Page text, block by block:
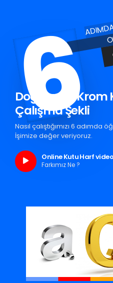
6
Doğanyurt Krom
Çalışma Şekli
Nasıl çalıştığımızı 6 adımda
İşimize değer veriyoruz.
Online Kutu Harf video
Farkımız Ne ?